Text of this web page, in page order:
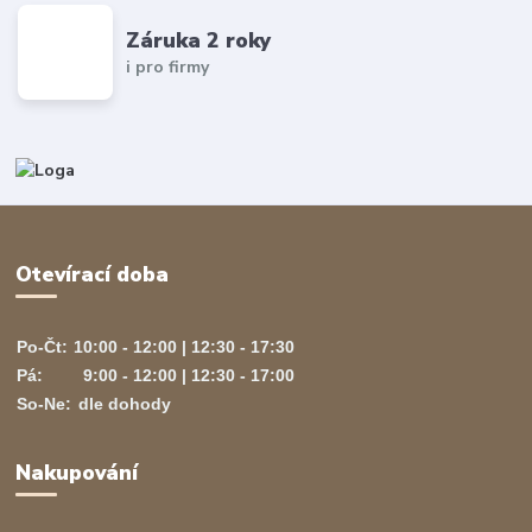
Záruka 2 roky
i pro firmy
Otevírací doba
Po-Čt: 10:00 - 12:00 | 12:30 - 17:30
Pá:
9:00 - 12:00 | 12:30 - 17:00
So-Ne: dle dohody
Nakupování